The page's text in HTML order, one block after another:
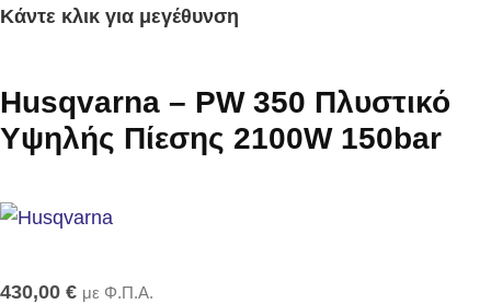
Κάντε κλικ για μεγέθυνση
Husqvarna – PW 350 Πλυστικό
Υψηλής Πίεσης 2100W 150bar
430,00 € με Φ.Π.Α.